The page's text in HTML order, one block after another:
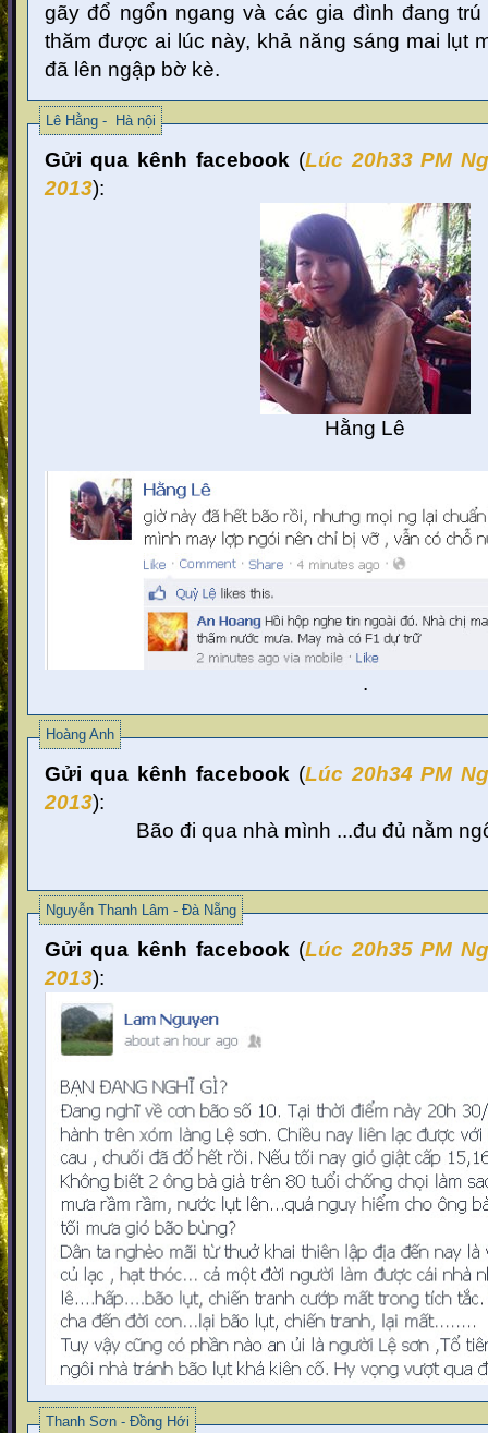
gãy đổ ngổn ngang và các gia đình đang
thăm được ai lúc này, khả năng sáng mai lụt
đã lên ngập bờ kè.
Lê Hằng - Hà nội
Gửi qua kênh facebook (Lúc 20h33 PM
2013):
Hằng Lê
.
Hoàng Anh
Gửi qua kênh facebook (Lúc 20h34 PM
2013):
Bão đi qua nhà mình ...đu đủ nằm
Nguyễn Thanh Lâm - Đà Nẵng
Gửi qua kênh facebook (Lúc 20h35 PM
2013):
Thanh Sơn - Đồng Hới